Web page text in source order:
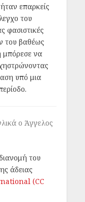
επαρκείς
του
φασιστικές
του βαθέως
μπόρεσε να
υπό μια
ο Άγγελος
του
άδειας
(CC